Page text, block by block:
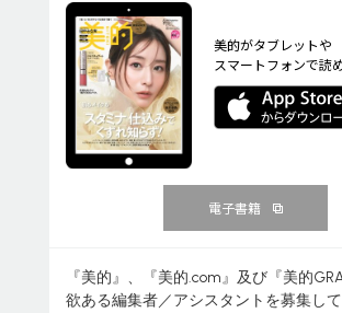
美的がタブレットや
スマートフォンで読
電子書籍
『美的』、『美的.com』及び『美的
欲ある編集者／アシスタントを募集し